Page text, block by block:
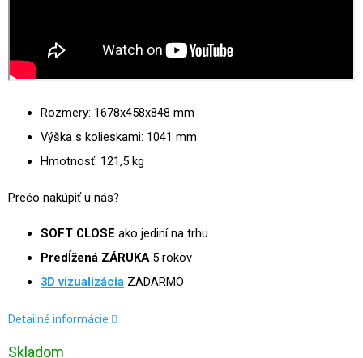
Rozmery: 1678x458x848 mm
Výška s kolieskami: 1041 mm
Hmotnosť: 121,5 kg
Prečo nakúpiť u nás?
SOFT CLOSE ako jediní na trhu
Predĺžená ZÁRUKA5 rokov
3D vizualizácia ZADARMO
Detailné informácie
Skladom